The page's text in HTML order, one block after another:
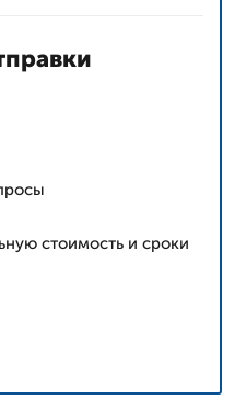
стоимость и сроки